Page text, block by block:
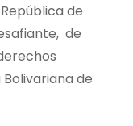
de
de
de